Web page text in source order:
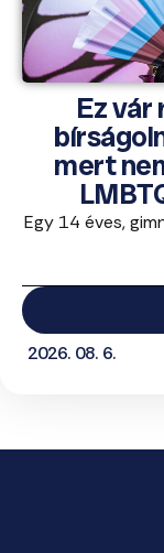
Ez vár
mert
Egy 14 éves,
2026. 08. 6.